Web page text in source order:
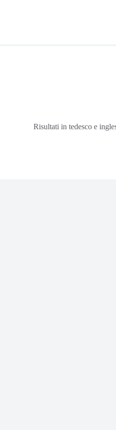
Risultati in tedesco e